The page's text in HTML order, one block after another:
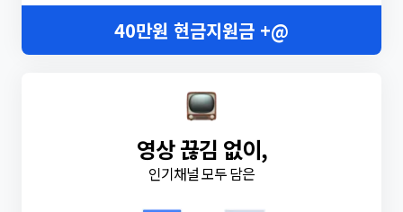
40만원 현금지원금 +@
영상 끊김 없이,
인기채널 모두 담은